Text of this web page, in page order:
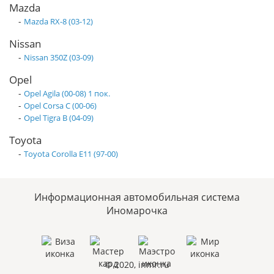
Mazda
- Mazda RX-8 (03-12)
Nissan
- Nissan 350Z (03-09)
Opel
- Opel Agila (00-08) 1 пок.
- Opel Corsa C (00-06)
- Opel Tigra B (04-09)
Toyota
- Toyota Corolla E11 (97-00)
Информационная автомобильная система
Иномарочка
© 2020, inmr.ru